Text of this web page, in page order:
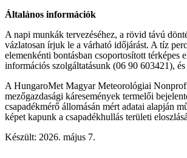
Általános információk
A napi munkák tervezéséhez, a rövid távú
vázlatosan írjuk le a várható időjárást. A tíz
elemenkénti bontásban csoportosított térképes
információs szolgáltatásunk (06 90 603421),
A HungaroMet Magyar Meteorológiai
mezőgazdasági káresemények termelői
csapadékmérő állomásán mért adatai alapján
képet kapunk a csapadékhullás területi
Készült: 2026. május 7.